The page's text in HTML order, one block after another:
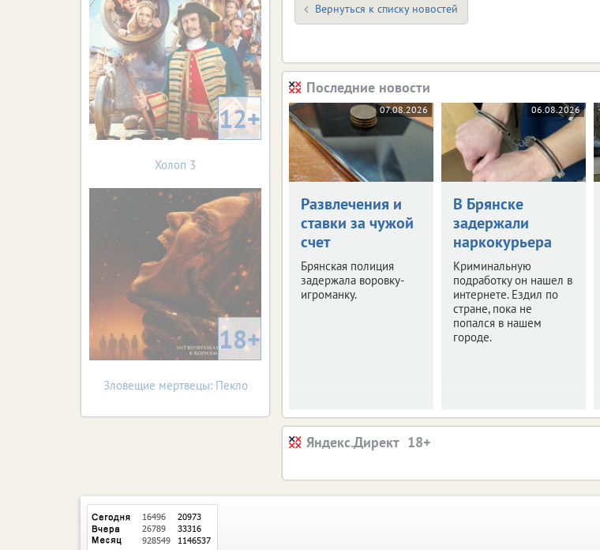
Вернуться к списку новостей
Последние новости
07.08.2026
Развлечения и
ставки за чужой
счет
Брянская полиция
задержала воровку-
игроманку.
06.08.2026
В Брянске
задержали
наркокурьера
Криминальную
подработку он нашел в
интернете. Ездил по
стране, пока не
попался в нашем
городе.
Яндекс.Директ
12+
Холоп 3
18+
Зловещие мертвецы: Пекло